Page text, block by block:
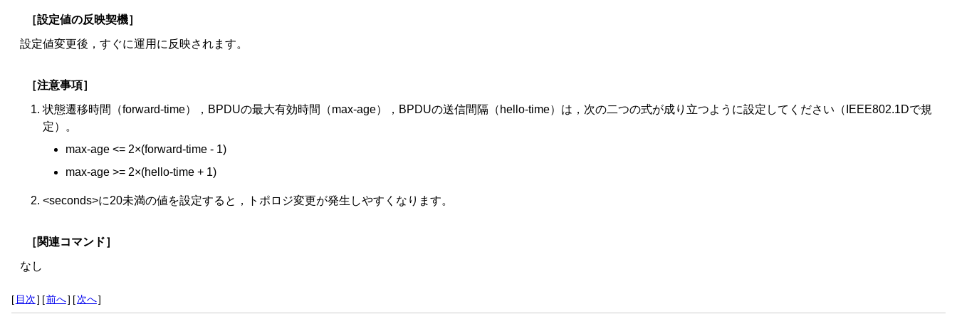
［設定値の反映契機］
設定値変更後，すぐに運用に反映されます。
［注意事項］
状態遷移時間（forward-time），BPDUの最大有効時間（max-age），BPDUの送信間隔（hello-time）は，次の二つの式が成り立つように設定してください（IEEE802.1Dで規
定）。
max-age <= 2×(forward-time - 1)
max-age >= 2×(hello-time + 1)
<seconds>に20未満の値を設定すると，トポロジ変更が発生しやすくなります。
［関連コマンド］
なし
[ 目次] [前へ] [次へ]